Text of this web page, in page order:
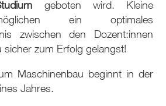
geboten wird. Kleine
ein optimales
zwischen den Dozent:innen
zum Erfolg gelangst!
Maschinenbau beginnt in der
Jahres.